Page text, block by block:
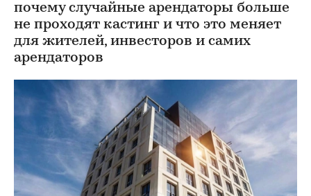
почему случайные арендаторы больше
не проходят кастинг и что это меняет
для жителей, инвесторов и самих
арендаторов